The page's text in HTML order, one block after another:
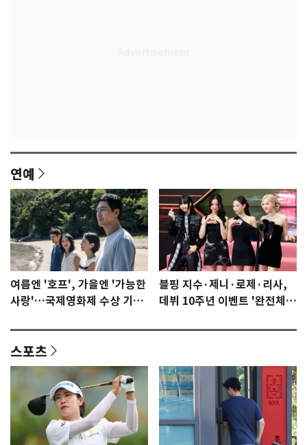
연예
여름엔 '호프', 가을엔 '가능한
사랑'…국제영화제 수상 기대
블핑 지수·제니·로제·리사,
데뷔 10주년 이벤트 '완전체'
스포츠